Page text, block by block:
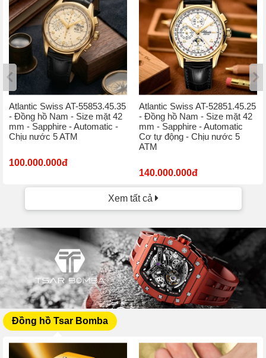
Atlantic Swiss AT-55853.45.35
- Đồng hồ Nam - Size mặt 42
mm - Sapphire - Automatic -
Chịu nước 5 ATM
100.000.000đ
Atlantic Swiss AT-52851.45.25
- Đồng hồ Nam - Size mặt 42
mm - Sapphire - Automatic
Cơ tự động - Chịu nước 5
ATM
140.000.000đ
Xem tất cả
Đồng hồ Tsar Bomba